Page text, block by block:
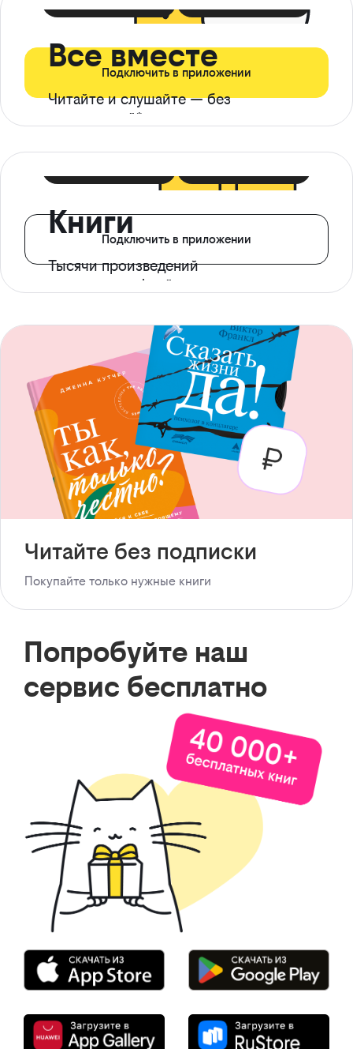
Все вместе
Читайте и слушайте — без
ограничений*
Подключить в приложении
Книги
Тысячи произведений
с доступом офлайн
Подключить в приложении
Читайте без подписки
Покупайте только нужные книги
Попробуйте наш
сервис бесплатно